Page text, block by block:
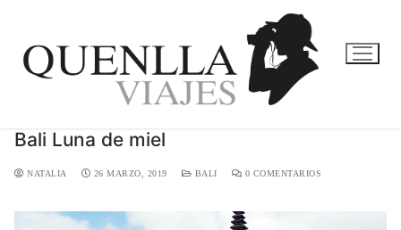
Bali Luna de miel
NATALIA 26 MARZO, 2019 BALI 0 COMENTARIOS